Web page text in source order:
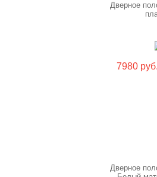
Дверное
7980
Дверное